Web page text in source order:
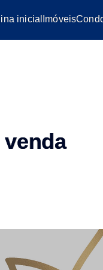
inicial Imóveis
venda